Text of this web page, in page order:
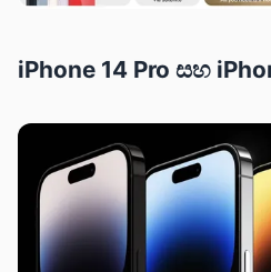
iPhone 14 Pro සහ